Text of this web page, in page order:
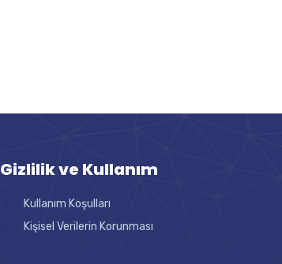
Gizlilik ve Kullanım
Kullanım Koşulları
Kişisel Verilerin Korunması